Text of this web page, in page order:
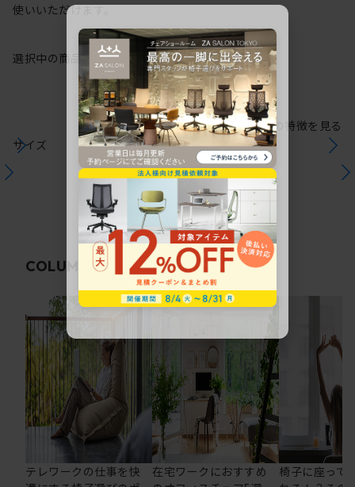
使いいただけます。
選択中の商品情報保証 注意事項
サイズ
シリーズの特徴を見る
COLUMN 関連コラム
テレワークの仕事を快
在宅ワークにおすすめ
椅子に座って